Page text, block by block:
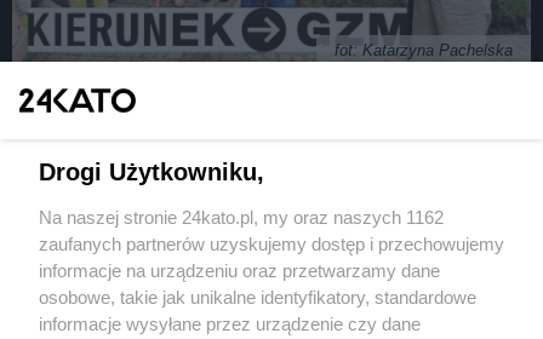
fot: Katarzyna Pachelska
Metropolii na wycieczce lub spacerze. Kierunek
Wydawca mediów lokalnych
Drogi Użytkowniku,
Na naszej stronie 24kato.pl, my oraz naszych 1162
zaufanych partnerów uzyskujemy dostęp i przechowujemy
informacje na urządzeniu oraz przetwarzamy dane
osobowe, takie jak unikalne identyfikatory, standardowe
informacje wysyłane przez urządzenie czy dane